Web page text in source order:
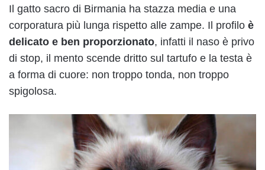
Il gatto sacro di Birmania ha stazza media e una
corporatura più lunga rispetto alle zampe. Il profilo è
delicato e ben proporzionato, infatti il naso è privo
di stop, il mento scende dritto sul tartufo e la testa è
a forma di cuore: non troppo tonda, non troppo
spigolosa.